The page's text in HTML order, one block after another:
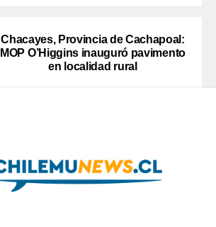
Chacayes, Provincia de Cachapoal:
MOP O’Higgins inauguró pavimento
en localidad rural